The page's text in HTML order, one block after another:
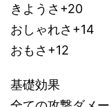
きようさ+20
おしゃれさ+14
おもさ+12
基礎効果